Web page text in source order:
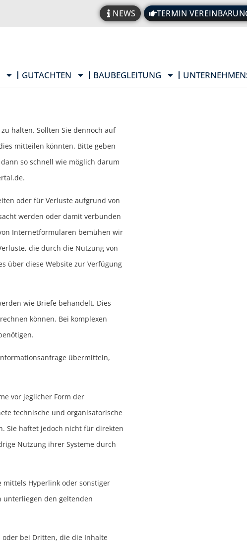
NEWS TERMIN
GUTACHTEN BAUBEGLEITUNG
halten. Sollten Sie dennoch auf
mitteilen könnten. Bitte geben
so schnell wie möglich darum
.
oder für Verluste aufgrund von
werden oder damit verbunden
Internetformularen bemühen wir
die durch die Nutzung von
über diese Website zur Verfügung
wie Briefe behandelt. Dies
können. Bei komplexen
übermitteln,
vor jeglicher Form der
technische und organisatorische
Sie haftet jedoch nicht für direkten
Nutzung ihrer Systeme durch
Hyperlink oder sonstiger
unterliegen den geltenden
oder bei Dritten, die die Inhalte